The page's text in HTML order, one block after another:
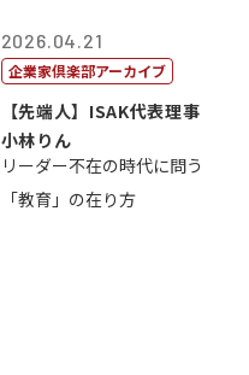
2026.04.21
企業家倶楽部アーカイブ
【先端人】ISAK代表理事
小林りん
リーダー不在の時代に問う
「教育」の在り方